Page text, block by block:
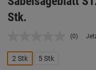
Stk.
Kein
(0)
2 Stk 5 Stk